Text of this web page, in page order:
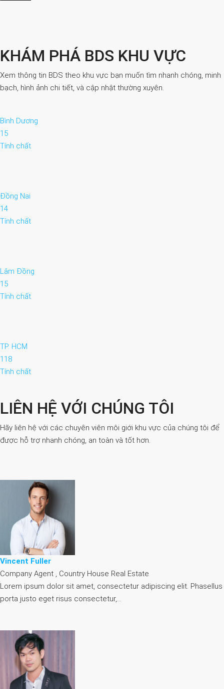
KHÁM PHÁ BDS KHU VỰC
Xem thông tin BDS theo khu vực bạn muốn tìm nhanh chóng, minh
bạch, hình ảnh chi tiết, và cập nhật thường xuyên.
Bình Dương
15
Tính chất
Đồng Nai
14
Tính chất
Lâm Đồng
15
Tính chất
TP. HCM
118
Tính chất
LIÊN HỆ VỚI CHÚNG TÔI
Hãy liên hệ với các chuyên viên môi giới khu vực của chúng tôi để
được hỗ trợ nhanh chóng, an toàn và tốt hơn.
Vincent Fuller
Company Agent , Country House Real Estate
Lorem ipsum dolor sit amet, consectetur adipiscing elit. Phasellus
porta justo eget risus consectetur,…